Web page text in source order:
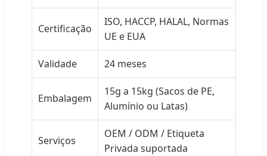
Certificação
ISO, HACCP, HALAL, Normas
UE e EUA
Validade 24 meses
Embalagem
15g a 15kg (Sacos de PE,
Alumínio ou Latas)
Serviços
OEM / ODM / Etiqueta
Privada suportada